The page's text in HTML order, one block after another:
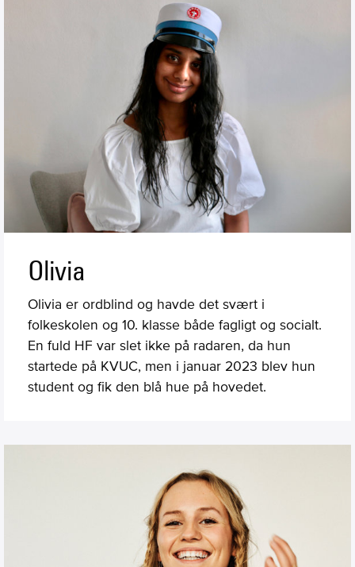
Olivia
Olivia er ordblind og havde det svært i
folkeskolen og 10. klasse både fagligt og socialt.
En fuld HF var slet ikke på radaren, da hun
startede på KVUC, men i januar 2023 blev hun
student og fik den blå hue på hovedet.